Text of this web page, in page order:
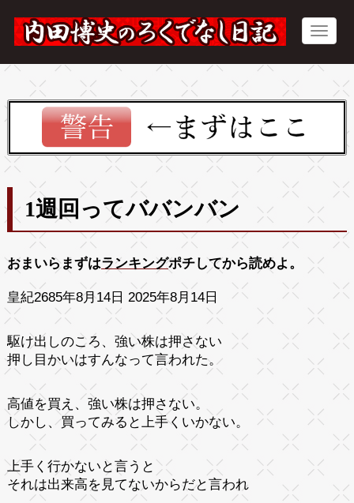
1週回ってババンバン
おまいらまずはランキングポチしてから読めよ。
皇紀2685年8月14日 2025年8月14日
駆け出しのころ、強い株は押さない
押し目かいはすんなって言われた。
高値を買え、強い株は押さない。
しかし、買ってみると上手くいかない。
上手く行かないと言うと
それは出来高を見てないからだと言われ